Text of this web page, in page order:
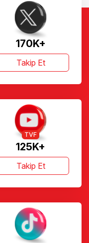
170K+
Takip Et
125K+
TVF
Takip Et